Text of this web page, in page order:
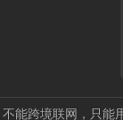
能跨境联网，只能